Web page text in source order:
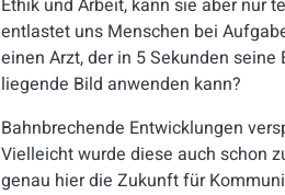
Ethik und Arbeit, kann sie aber nur
entlastet uns Menschen bei
einen Arzt, der in 5 Sekunden
liegende Bild anwenden kann?
Bahnbrechende Entwicklungen
Vielleicht wurde diese auch schon
genau hier die Zukunft für